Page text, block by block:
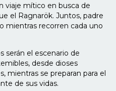
viaje mítico en busca de
el Ragnarök. Juntos, padre
mientras recorren cada uno
serán el escenario de
desde dioses
mientras se preparan para el
de sus vidas.